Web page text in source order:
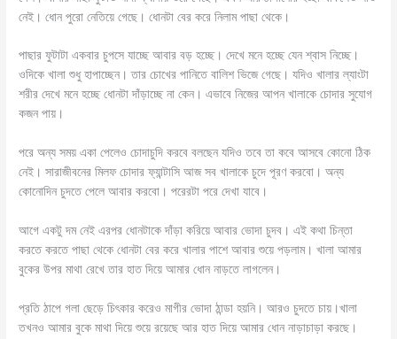
নেই। ধোন পুরো নেতিয়ে গেছে। ধোনটা বের করে নিলাম পাছা থেকে।
পাছার ফুটাটা একবার চুপসে যাচ্ছে আবার বড় হচ্ছে। দেখে মনে হচ্ছে যেন শ্বাস নিচ্ছে।
ওদিকে খালা শুধু হাপাচ্ছেন। তার চোখের পানিতে বালিশ ভিজে গেছে। যদিও খালার ল্যাংটা
শরীর দেখে মনে হচ্ছে ধোনটা দাঁড়াচ্ছে না কেন। এভাবে নিজের আপন খালাকে চোদার সুযোগ
কজন পায়।
পরে অন্য সময় একা পেলেও চোদাচুদি করবে বলছেন যদিও তবে তা কবে আসবে কোনো ঠিক
নেই। সারাজীবনের মিলফ চোদার ফ্যান্টাসি আজ সব খালাকে চুদে পূরণ করবো। অন্য
কোনোদিন চুদতে পেলে আবার করবো। পরেরটা পরে দেখা যাবে।
আগে একটু দম নেই এরপর ধোনটাকে দাঁড়া করিয়ে আবার ভোদা চুদব। এই কথা চিন্তা
করতে করতে পাছা থেকে ধোনটা বের করে খালার পাশে আবার শুয়ে পড়লাম। খালা আমার
বুকের উপর মাথা রেখে তার হাত দিয়ে আমার ধোন নাড়তে লাগলেন।
প্রতি ঠাপে গলা ছেড়ে চিৎকার করেও মাগীর ভোদা ঠান্ডা হয়নি। আরও চুদতে চায়।খালা
তখনও আমার বুকে মাথা দিয়ে শুয়ে রয়েছে আর হাত দিয়ে আমার ধোন নাড়াচাড়া করছে।